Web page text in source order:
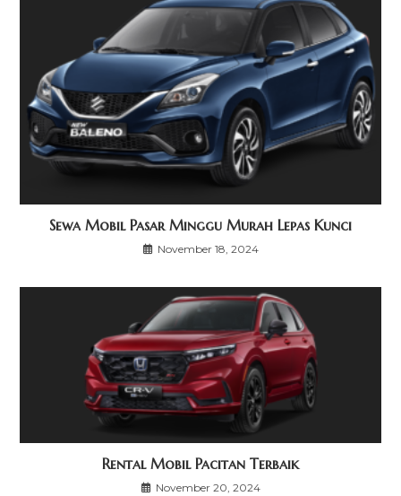
Sewa Mobil Pasar Minggu Murah Lepas Kunci
November 18, 2024
Rental Mobil Pacitan Terbaik
November 20, 2024